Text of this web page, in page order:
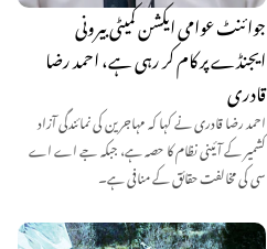
جوائنٹ عوامی ایکشن کمیٹی بیرونی
ایجنڈے پر کام کر رہی ہے، احمد رضا
قادری
احمد رضا قادری نے کہا کہ مہاجرین کی نمائندگی آزاد
کشمیر کے آئینی نظام کا حصہ ہے، جبکہ جے اے اے
سی کی مخالفت حقائق کے منافی ہے۔